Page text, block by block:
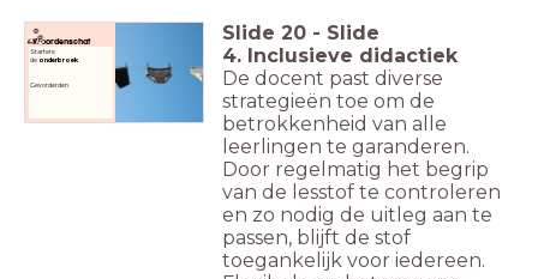
Woordenschat
Starters:
de onderbroek
Gevorderden
Slide 20 - Slide
4. Inclusieve didactiek
De docent past diverse
strategieën toe om de
betrokkenheid van alle
leerlingen te garanderen.
Door regelmatig het begrip
van de lesstof te controleren
en zo nodig de uitleg aan te
passen, blijft de stof
toegankelijk voor iedereen.